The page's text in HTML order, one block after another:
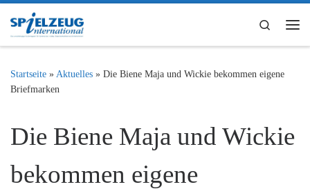
Zum Inhalt springen
Search
Startseite » Aktuelles » Die Biene Maja und Wickie bekommen eigene
Briefmarken
Die Biene Maja und Wickie
bekommen eigene